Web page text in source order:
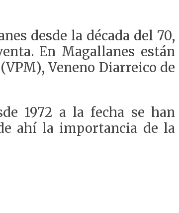
desde la década del 70,
En Magallanes están
Veneno Diarreico de
1972 a la fecha se han
ahí la importancia de la